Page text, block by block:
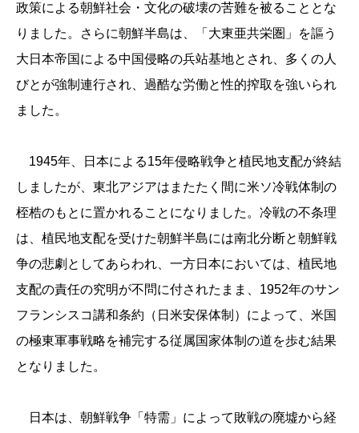
政策による朝鮮社会・文化の破壊の苦難を被ることとな
りました。さらに朝鮮半島は、「大東亜共栄圏」を謳う
大日本帝国による中国侵略の兵站基地とされ、多くの人
びとが強制連行され、過酷な労働と性的搾取を強いられ
ました。
1945年、日本による15年侵略戦争と植民地支配が終結
しましたが、東北アジアはまたたく間に米ソ冷戦体制の
桎梏のもとに置かれることになりました。冷戦の不条理
は、植民地支配を受けた朝鮮半島には南北分断と朝鮮戦
争の悲劇としてあらわれ、一方日本においては、植民地
支配の責任の究明が不問に付されたまま、1952年のサン
フランシスコ講和条約（日米安保体制）によって、米国
の極東軍事戦略を補完する従属国家体制の道を歩む結果
となりました。
日本は、朝鮮戦争「特需」によって敗戦の廃墟から経